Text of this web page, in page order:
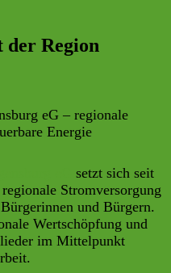
der Region
setzt sich seit
Stromversorgung
und Bürgern.
Wertschöpfung und
im Mittelpunkt